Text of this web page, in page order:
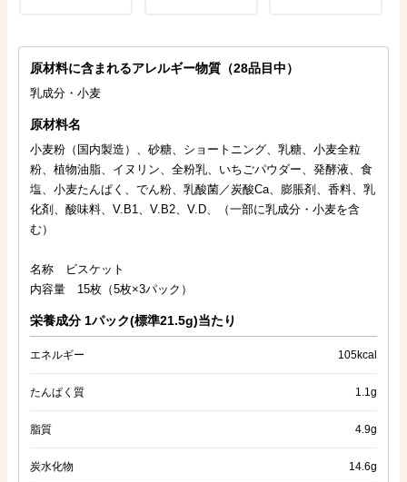
原材料に含まれるアレルギー物質（28品目中）
乳成分・小麦
原材料名
小麦粉（国内製造）、砂糖、ショートニング、乳糖、小麦全粒
粉、植物油脂、イヌリン、全粉乳、いちごパウダー、発酵液、食
塩、小麦たんぱく、でん粉、乳酸菌／炭酸Ca、膨脹剤、香料、乳
化剤、酸味料、V.B1、V.B2、V.D、（一部に乳成分・小麦を含
む）
名称 ビスケット
内容量 15枚（5枚×3パック）
栄養成分 1パック(標準21.5g)当たり
エネルギー 105kcal
たんぱく質 1.1g
脂質 4.9g
炭水化物 14.6g